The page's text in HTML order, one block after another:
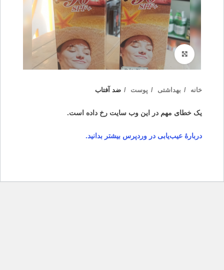
بزرگنمایی تصویر
خانه بهداشتی پوست ضد آفتاب
یک خطای مهم در این وب سایت رخ داده است.
دربارهٔ عیب‌یابی در وردپرس بیشتر بدانید.